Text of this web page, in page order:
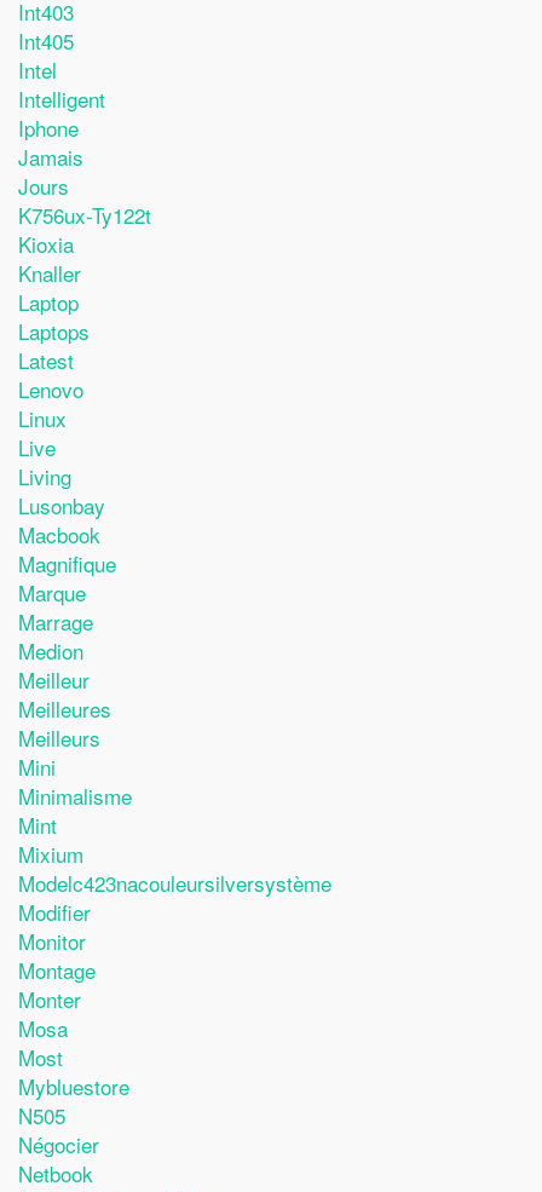
Int403
Int405
Intel
Intelligent
Iphone
Jamais
Jours
K756ux-Ty122t
Kioxia
Knaller
Laptop
Laptops
Latest
Lenovo
Linux
Live
Living
Lusonbay
Macbook
Magnifique
Marque
Marrage
Medion
Meilleur
Meilleures
Meilleurs
Mini
Minimalisme
Mint
Mixium
Modelc423nacouleursilversystème
Modifier
Monitor
Montage
Monter
Mosa
Most
Mybluestore
N505
Négocier
Netbook